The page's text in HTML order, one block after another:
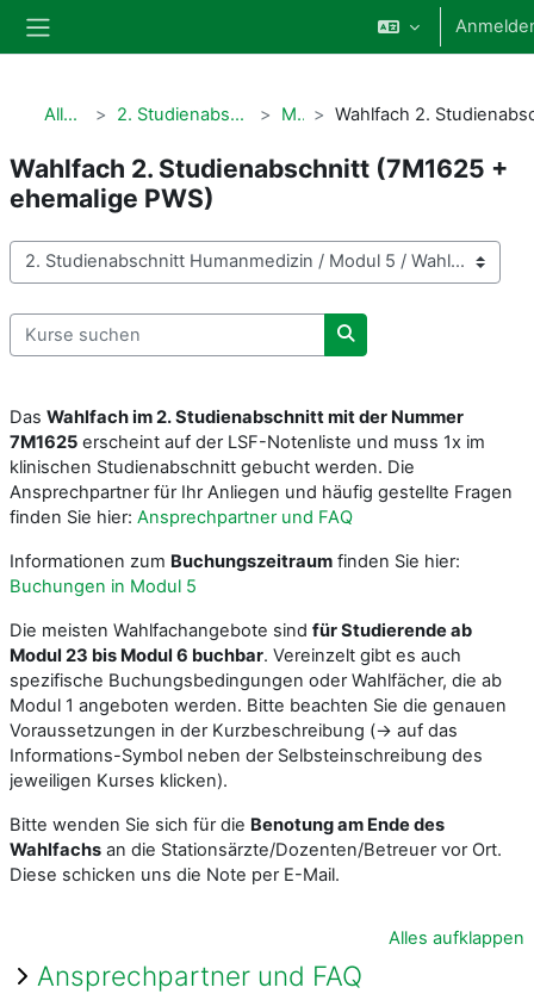
Website-Übersicht
Alle Kurse 2. Studienabschnitt Humanmedizin Modul 5
Wahlfach 2. Studienabschnitt (7M1625 +
ehemalige PWS)
Kursbereiche
Kurse suchen
Kurse suchen
Das Wahlfach im 2. Studienabschnitt mit der Nummer
7M1625 erscheint auf der LSF-Notenliste und muss 1x im
klinischen Studienabschnitt gebucht werden. Die
Ansprechpartner für Ihr Anliegen und häufig gestellte Fragen
finden Sie hier: Ansprechpartner und FAQ
Informationen zum Buchungszeitraum finden Sie hier:
Buchungen in Modul 5
Die meisten Wahlfachangebote sind für Studierende ab
Modul 23 bis Modul 6 buchbar. Vereinzelt gibt es auch
spezifische Buchungsbedingungen oder Wahlfächer, die ab
Modul 1 angeboten werden. Bitte beachten Sie die genauen
Voraussetzungen in der Kurzbeschreibung (→ auf das
Informations-Symbol neben der Selbsteinschreibung des
jeweiligen Kurses klicken).
Bitte wenden Sie sich für die Benotung am Ende des
Wahlfachs an die Stationsärzte/Dozenten/Betreuer vor Ort.
Diese schicken uns die Note per E-Mail.
Alles aufklappen
Ansprechpartner und FAQ